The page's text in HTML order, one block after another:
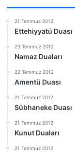
21 Temmuz 2012
Ettehiyyatü Duası
23 Temmuz 2012
Namaz Duaları
22 Temmuz 2012
Amentü Duası
21 Temmuz 2012
Sübhaneke Duası
21 Temmuz 2012
Kunut Duaları
21 Temmuz 2012